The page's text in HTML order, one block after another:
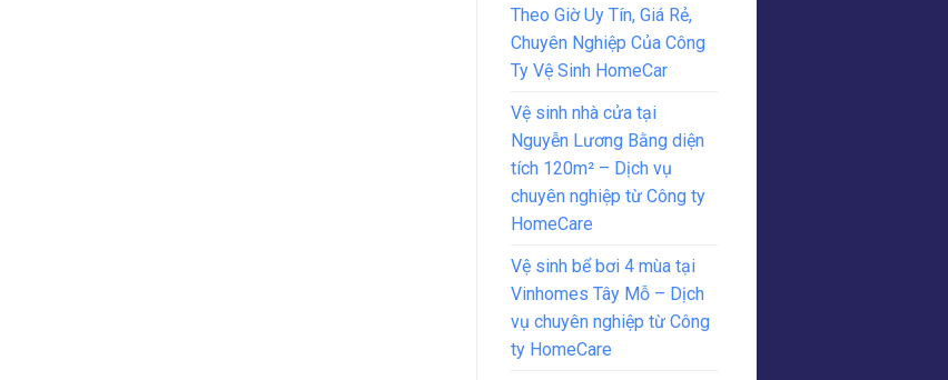
Theo Giờ Uy Tín, Giá Rẻ,
Chuyên Nghiệp Của Công
Ty Vệ Sinh HomeCar
Vệ sinh nhà cửa tại
Nguyễn Lương Bằng diện
tích 120m² – Dịch vụ
chuyên nghiệp từ Công ty
HomeCare
Vệ sinh bể bơi 4 mùa tại
Vinhomes Tây Mỗ – Dịch
vụ chuyên nghiệp từ Công
ty HomeCare